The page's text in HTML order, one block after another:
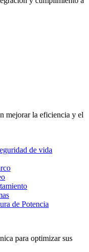
mejorar la eficiencia y el
de vida
de Potencia
para optimizar sus